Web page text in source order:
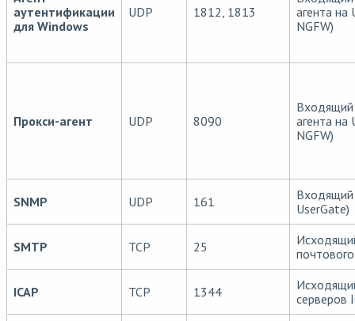
аутентификации
для Windows
UDP 1812, 1813
агента на
NGFW)
Прокси-агент UDP 8090
Входящий
агента на
NGFW)
SNMP UDP 161
UserGate)
SMTP TCP 25
ICAP TCP 1344
серверов